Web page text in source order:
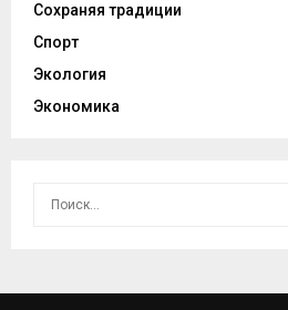
Сохраняя традиции
Спорт
Экология
Экономика